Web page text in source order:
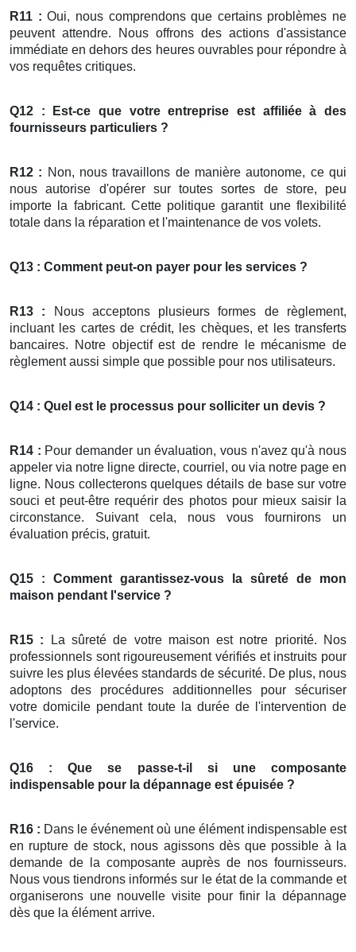
R11 : Oui, nous comprendons que certains problèmes ne
peuvent attendre. Nous offrons des actions d'assistance
immédiate en dehors des heures ouvrables pour répondre à
vos requêtes critiques.
Q12 : Est-ce que votre entreprise est affiliée à des
fournisseurs particuliers ?
R12 : Non, nous travaillons de manière autonome, ce qui
nous autorise d'opérer sur toutes sortes de store, peu
importe la fabricant. Cette politique garantit une flexibilité
totale dans la réparation et l'maintenance de vos volets.
Q13 : Comment peut-on payer pour les services ?
R13 : Nous acceptons plusieurs formes de règlement,
incluant les cartes de crédit, les chèques, et les transferts
bancaires. Notre objectif est de rendre le mécanisme de
règlement aussi simple que possible pour nos utilisateurs.
Q14 : Quel est le processus pour solliciter un devis ?
R14 : Pour demander un évaluation, vous n'avez qu'à nous
appeler via notre ligne directe, courriel, ou via notre page en
ligne. Nous collecterons quelques détails de base sur votre
souci et peut-être requérir des photos pour mieux saisir la
circonstance. Suivant cela, nous vous fournirons un
évaluation précis, gratuit.
Q15 : Comment garantissez-vous la sûreté de mon
maison pendant l'service ?
R15 : La sûreté de votre maison est notre priorité. Nos
professionnels sont rigoureusement vérifiés et instruits pour
suivre les plus élevées standards de sécurité. De plus, nous
adoptons des procédures additionnelles pour sécuriser
votre domicile pendant toute la durée de l'intervention de
l'service.
Q16 : Que se passe-t-il si une composante
indispensable pour la dépannage est épuisée ?
R16 : Dans le événement où une élément indispensable est
en rupture de stock, nous agissons dès que possible à la
demande de la composante auprès de nos fournisseurs.
Nous vous tiendrons informés sur le état de la commande et
organiserons une nouvelle visite pour finir la dépannage
dès que la élément arrive.